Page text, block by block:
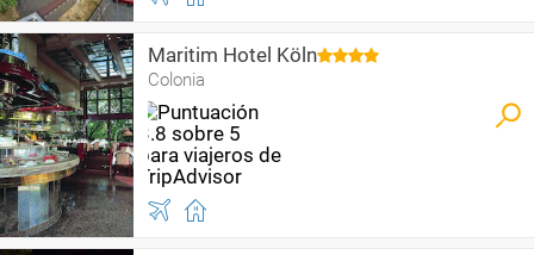
Maritim Hotel Köln
Colonia